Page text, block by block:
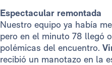
Espectacular remontada
Nuestro equipo ya había
pero en el minuto 78 llegó
polémicas del encuentro.
recibió un manotazo en la